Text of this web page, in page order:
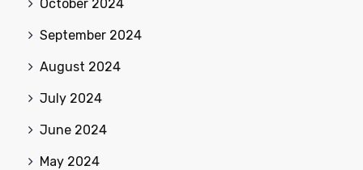
October 2024
September 2024
August 2024
July 2024
June 2024
May 2024